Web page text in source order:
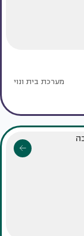
מערכת בית ונוי